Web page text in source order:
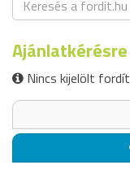
Nincs kijelölt